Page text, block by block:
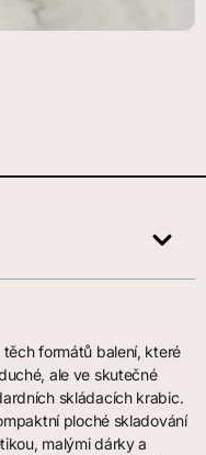
formátů balení, které
ale ve skutečné
skládacích krabic.
ploché skladování
malými dárky a